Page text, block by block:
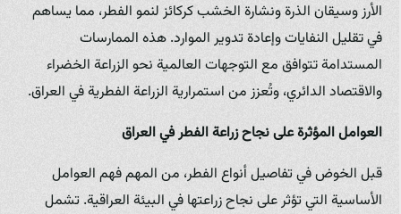
الأرز وسيقان الذرة ونشارة الخشب كركائز لنمو الفطر، مما يساهم
في تقليل النفايات وإعادة تدوير الموارد. هذه الممارسات
المستدامة تتوافق مع التوجهات العالمية نحو الزراعة الخضراء
والاقتصاد الدائري، وتُعزز من استمرارية الزراعة الفطرية في العراق.
العوامل المؤثرة على نجاح زراعة الفطر في العراق
قبل الخوض في تفاصيل أنواع الفطر، من المهم فهم العوامل
الأساسية التي تؤثر على نجاح زراعتها في البيئة العراقية. تشمل